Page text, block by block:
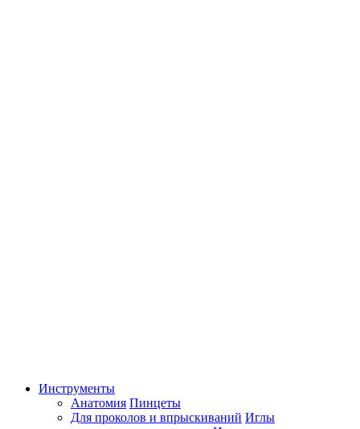
Инструменты
Анатомия Пинцеты
Для проколов и впрыскиваний Иглы